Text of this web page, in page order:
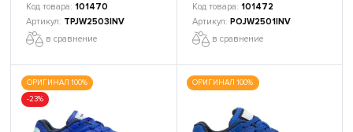
101470
TPJW2503INV
в сравнение
101472
POJW2501INV
в сравнение
ОРИГИНАЛ 100%
-23%
ОРИГИНАЛ 100%